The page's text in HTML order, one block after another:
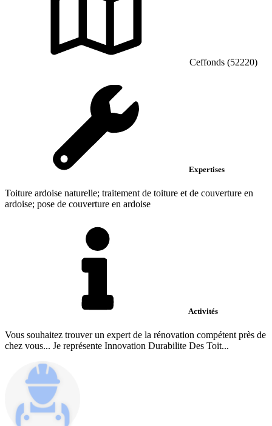
Ceffonds (52220)
Expertises
Toiture ardoise naturelle; traitement de toiture et de couverture en
ardoise; pose de couverture en ardoise
Activités
Vous souhaitez trouver un expert de la rénovation compétent près de
chez vous... Je représente Innovation Durabilite Des Toit...